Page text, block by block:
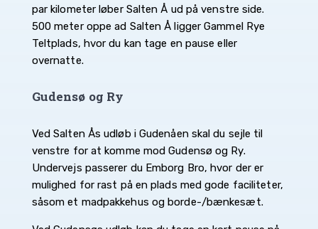
par kilometer løber Salten Å ud på venstre side.
500 meter oppe ad Salten Å ligger Gammel Rye
Teltplads, hvor du kan tage en pause eller
overnatte.
Gudensø og Ry
Ved Salten Ås udløb i Gudenåen skal du sejle til
venstre for at komme mod Gudensø og Ry.
Undervejs passerer du Emborg Bro, hvor der er
mulighed for rast på en plads med gode faciliteter,
såsom et madpakkehus og borde-/bænkesæt.